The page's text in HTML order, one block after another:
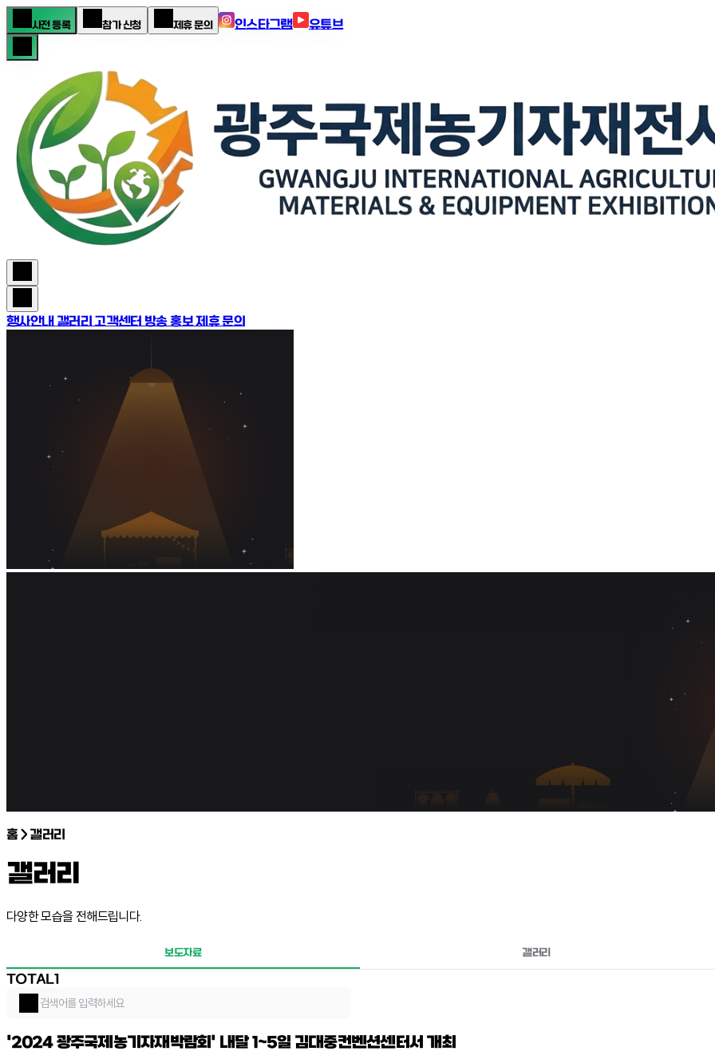
사전 등록 참가 신청 제휴 문의 인스타그램 유튜브
행사안내갤러리고객센터방송 홍보 제휴 문의
홈 > 갤러리
갤러리
다양한 모습을 전해드립니다.
보도자료 갤러리
TOTAL1
'2024 광주국제농기자재박람회' 내달 1~5일 김대중컨벤션센터서 개최